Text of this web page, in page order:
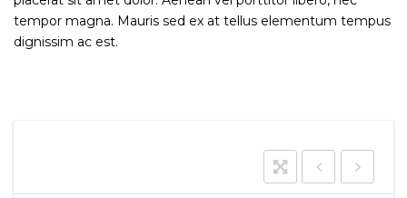
tempor magna. Mauris sed ex at tellus elementum tempus
dignissim ac est.